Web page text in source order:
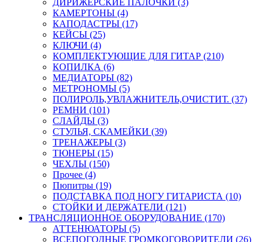
КАМЕРТОНЫ (4)
КАПОДАСТРЫ (17)
КЕЙСЫ (25)
КЛЮЧИ (4)
КОМПЛЕКТУЮЩИЕ ДЛЯ ГИТАР (210)
КОПИЛКА (6)
МЕДИАТОРЫ (82)
МЕТРОНОМЫ (5)
ПОЛИРОЛЬ,УВЛАЖНИТЕЛЬ,ОЧИСТИТ. (37)
РЕМНИ (101)
СЛАЙДЫ (3)
СТУЛЬЯ, СКАМЕЙКИ (39)
ТРЕНАЖЕРЫ (3)
ТЮНЕРЫ (15)
ЧЕХЛЫ (150)
Прочее (4)
Пюпитры (19)
ПОДСТАВКА ПОД НОГУ ГИТАРИСТА (10)
СТОЙКИ И ДЕРЖАТЕЛИ (121)
ТРАНСЛЯЦИОННОЕ ОБОРУДОВАНИЕ (170)
АТТЕНЮАТОРЫ (5)
ВСЕПОГОДНЫЕ ГРОМКОГОВОРИТЕЛИ (26)